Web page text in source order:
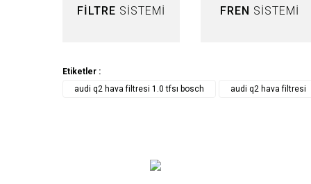
FİLTRE SİSTEMİ FREN SİSTEMİ
Etiketler :
audi q2 hava filtresi 1.0 tfsı bosch
audi q2 hava filtresi